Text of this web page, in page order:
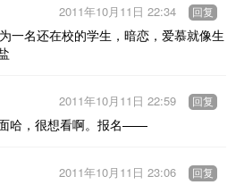
一名还在校的学生，暗恋，爱慕就像生
2011年10月11日 22:34 回复
哈，很想看啊。报名——
2011年10月11日 22:59 回复
2011年10月11日 23:06 回复